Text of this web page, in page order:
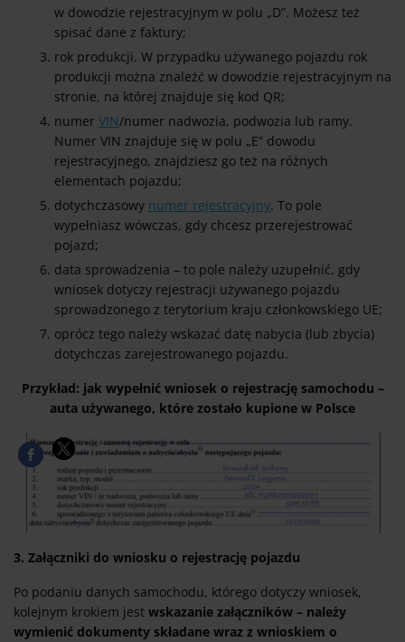
w dowodzie rejestracyjnym w polu „D”. Możesz też
spisać dane z faktury;
rok produkcji. W przypadku używanego pojazdu rok
produkcji można znaleźć w dowodzie rejestracyjnym na
stronie, na której znajduje się kod QR;
numer VIN/numer nadwozia, podwozia lub ramy.
Numer VIN znajduje się w polu „E” dowodu
rejestracyjnego, znajdziesz go też na różnych
elementach pojazdu;
dotychczasowy numer rejestracyjny. To pole
wypełniasz wówczas, gdy chcesz przerejestrować
pojazd;
data sprowadzenia – to pole należy uzupełnić, gdy
wniosek dotyczy rejestracji używanego pojazdu
sprowadzonego z terytorium kraju członkowskiego UE;
oprócz tego należy wskazać datę nabycia (lub zbycia)
dotychczas zarejestrowanego pojazdu.
Przykład: jak wypełnić wniosek o rejestrację samochodu –
auta używanego, które zostało kupione w Polsce
3. Załączniki do wniosku o rejestrację pojazdu
Po podaniu danych samochodu, którego dotyczy wniosek,
kolejnym krokiem jest wskazanie załączników – należy
wymienić dokumenty składane wraz z wnioskiem o